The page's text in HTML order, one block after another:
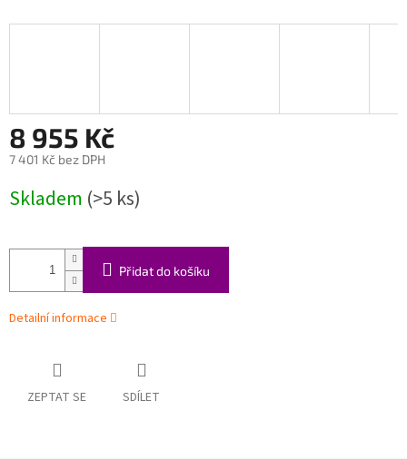
8 955 Kč
7 401 Kč bez DPH
cena:
Skladem (>5 ks)
Přidat do košíku
Detailní informace
ZEPTAT SE SDÍLET